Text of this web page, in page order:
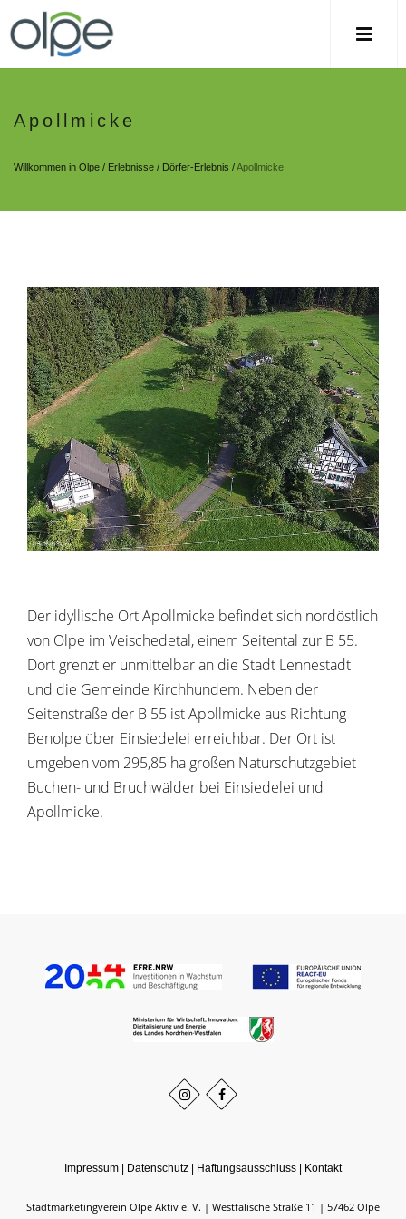
Apollmicke
Willkommen in Olpe / Erlebnisse / Dörfer-Erlebnis /Apollmicke
Der idyllische Ort Apollmicke befindet sich nordöstlich
von Olpe im Veischedetal, einem Seitental zur B 55.
Dort grenzt er unmittelbar an die Stadt Lennestadt
und die Gemeinde Kirchhundem. Neben der
Seitenstraße der B 55 ist Apollmicke aus Richtung
Benolpe über Einsiedelei erreichbar. Der Ort ist
umgeben vom 295,85 ha großen Naturschutzgebiet
Buchen- und Bruchwälder bei Einsiedelei und
Apollmicke.
Impressum Datenschutz Haftungsausschluss Kontakt
Stadtmarketingverein Olpe Aktiv e. V. Westfälische Straße 11 57462 Olpe